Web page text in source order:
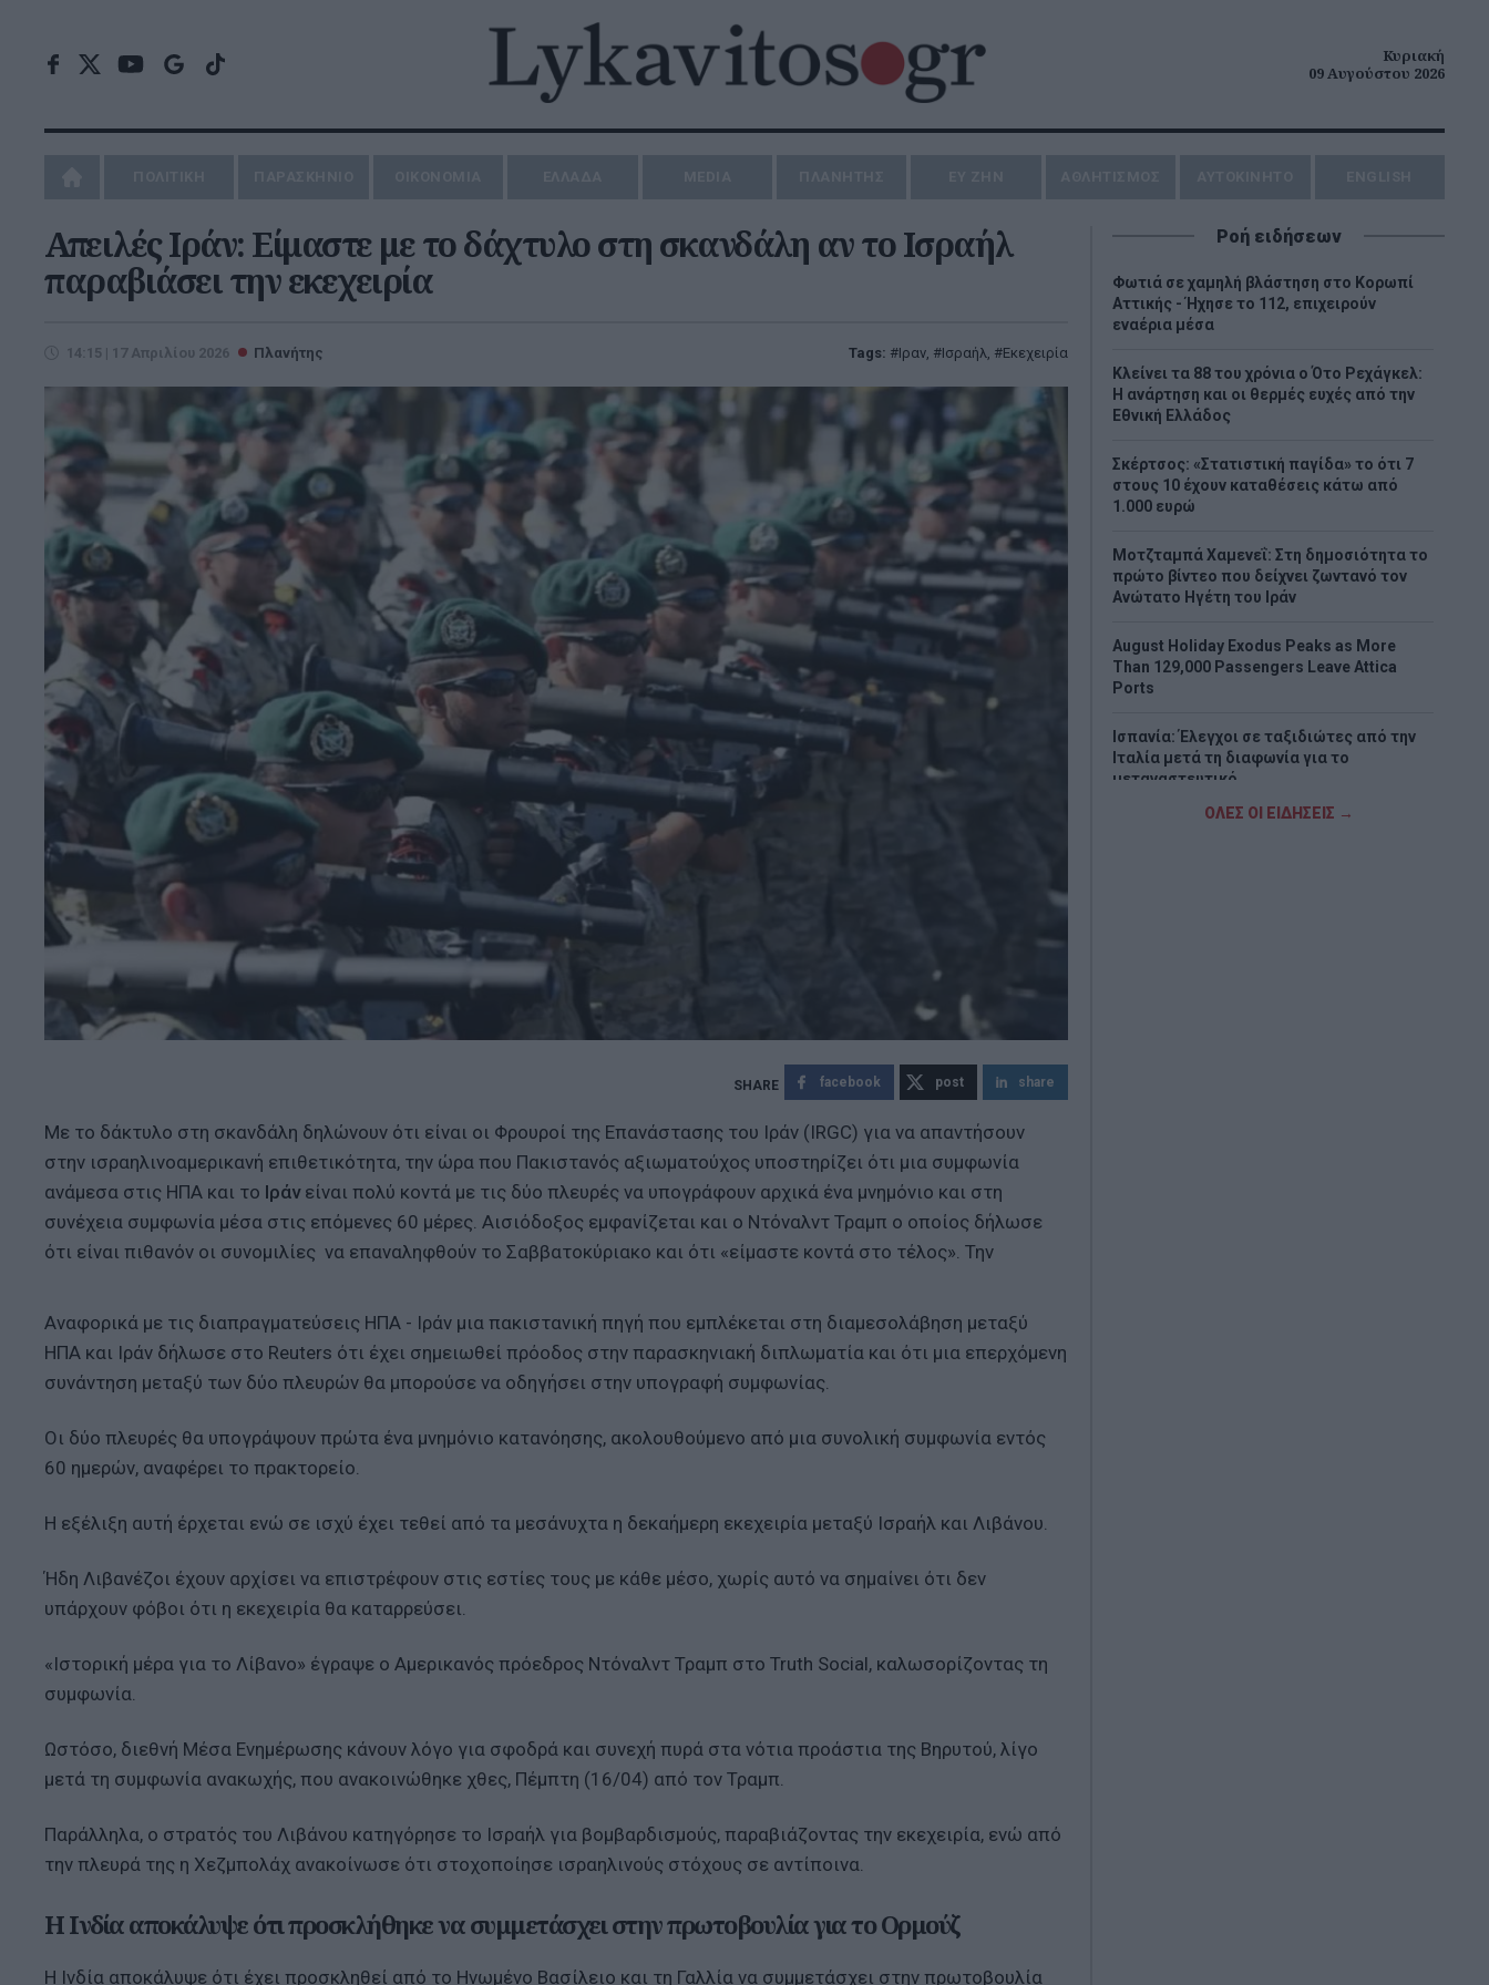
Κυριακή
09 Αυγούστου 2026
Απειλές Ιράν: Είμαστε με το δάχτυλο στη σκανδάλη αν το Ισραήλ
παραβιάσει την εκεχειρία
14:15 | 17 Απριλίου 2026 Πλανήτης Tags: Ιραν, Ισραήλ, Εκεχειρία
facebook post share
Με το δάκτυλο στη σκανδάλη δηλώνουν ότι είναι οι Φρουροί της Επανάστασης του Ιράν (IRGC) για να απαντήσουν
στην ισραηλινοαμερικανή επιθετικότητα, την ώρα που Πακιστανός αξιωματούχος υποστηρίζει ότι μια συμφωνία
ανάμεσα στις ΗΠΑ και το Ιράνείναι πολύ κοντά με τις δύο πλευρές να υπογράφουν αρχικά ένα μνημόνιο και στη
συνέχεια συμφωνία μέσα στις επόμενες 60 μέρες. Αισιόδοξος εμφανίζεται και ο Ντόναλντ Τραμπ ο οποίος δήλωσε
ότι είναι πιθανόν οι συνομιλίες να επαναληφθούν το Σαββατοκύριακο και ότι «είμαστε κοντά στο τέλος». Την
Αναφορικά με τις διαπραγματεύσεις ΗΠΑ - Ιράν μια πακιστανική πηγή που εμπλέκεται στη διαμεσολάβηση μεταξύ
ΗΠΑ και Ιράν δήλωσε στο Reuters ότι έχει σημειωθεί πρόοδος στην παρασκηνιακή διπλωματία και ότι μια επερχόμενη
συνάντηση μεταξύ των δύο πλευρών θα μπορούσε να οδηγήσει στην υπογραφή συμφωνίας.
Οι δύο πλευρές θα υπογράψουν πρώτα ένα μνημόνιο κατανόησης, ακολουθούμενο από μια συνολική συμφωνία εντός
60 ημερών, αναφέρει το πρακτορείο.
Η εξέλιξη αυτή έρχεται ενώ σε ισχύ έχει τεθεί από τα μεσάνυχτα η δεκαήμερη εκεχειρία μεταξύ Ισραήλ και Λιβάνου.
Ήδη Λιβανέζοι έχουν αρχίσει να επιστρέφουν στις εστίες τους με κάθε μέσο, χωρίς αυτό να σημαίνει ότι δεν
υπάρχουν φόβοι ότι η εκεχειρία θα καταρρεύσει.
«Ιστορική μέρα για το Λίβανο» έγραψε ο Αμερικανός πρόεδρος Ντόναλντ Τραμπ στο Truth Social, καλωσορίζοντας τη
συμφωνία.
Ωστόσο, διεθνή Μέσα Ενημέρωσης κάνουν λόγο για σφοδρά και συνεχή πυρά στα νότια προάστια της Βηρυτού, λίγο
μετά τη συμφωνία ανακωχής, που ανακοινώθηκε χθες, Πέμπτη (16/04) από τον Τραμπ.
Παράλληλα, ο στρατός του Λιβάνου κατηγόρησε το Ισραήλ για βομβαρδισμούς, παραβιάζοντας την εκεχειρία, ενώ από
την πλευρά της η Χεζμπολάχ ανακοίνωσε ότι στοχοποίησε ισραηλινούς στόχους σε αντίποινα.
Η Ινδία αποκάλυψε ότι προσκλήθηκε να συμμετάσχει στην πρωτοβουλία για το Ορμούζ
Η Ινδία αποκάλυψε ότι έχει προσκληθεί από το Ηνωμένο Βασίλειο και τη Γαλλία να συμμετάσχει στην πρωτοβουλία
Ροή ειδήσεων
Φωτιά σε χαμηλή βλάστηση στο Κορωπί
Αττικής - Ήχησε το 112, επιχειρούν
εναέρια μέσα
Κλείνει τα 88 του χρόνια ο Ότο Ρεχάγκελ:
Η ανάρτηση και οι θερμές ευχές από την
Εθνική Ελλάδος
Σκέρτσος: «Στατιστική παγίδα» το ότι 7
στους 10 έχουν καταθέσεις κάτω από
1.000 ευρώ
Μοτζταμπά Χαμενεΐ: Στη δημοσιότητα το
πρώτο βίντεο που δείχνει ζωντανό τον
Ανώτατο Ηγέτη του Ιράν
August Holiday Exodus Peaks as More
Than 129,000 Passengers Leave Attica
Ports
Ισπανία: Έλεγχοι σε ταξιδιώτες από την
Ιταλία μετά τη διαφωνία για το
μεταναστευτικό
ΟΛΕΣ ΟΙ ΕΙΔΗΣΕΙΣ →